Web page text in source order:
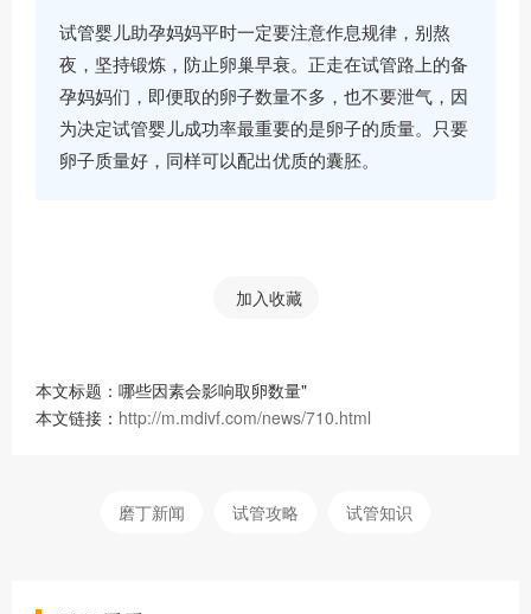
试管婴儿助孕妈妈平时一定要注意作息规律，别熬
夜，坚持锻炼，防止卵巢早衰。正走在试管路上的备
孕妈妈们，即便取的卵子数量不多，也不要泄气，因
为决定试管婴儿成功率最重要的是卵子的质量。只要
卵子质量好，同样可以配出优质的囊胚。
加入收藏
本文标题：哪些因素会影响取卵数量"
本文链接： http://m.mdivf.com/news/710.html
磨丁新闻 试管攻略 试管知识